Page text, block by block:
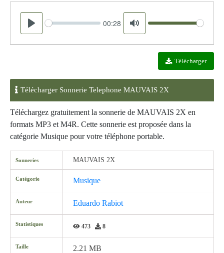
Play
Seek 00:28
Mute
Volume
Télécharger
Télécharger Sonnerie Telephone MAUVAIS 2X
Téléchargez gratuitement la sonnerie de MAUVAIS 2X en
formats MP3 et M4R. Cette sonnerie est proposée dans la
catégorie Musique pour votre téléphone portable.
Sonneries MAUVAIS 2X
Catégorie Musique
Auteur Eduardo Rabiot
Statistiques 473 8
Taille 2.21 MB